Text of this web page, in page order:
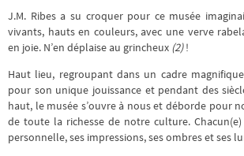
J.M. Ribes a su croquer pour ce musée
vivants, hauts en couleurs, avec une verve
en joie. N’en déplaise au grincheux (2)!
Haut lieu, regroupant dans un cadre
pour son unique jouissance et pendant des
haut, le musée s’ouvre à nous et déborde pour
de toute la richesse de notre culture.
personnelle, ses impressions, ses ombres et ses